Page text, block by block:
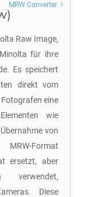
Raw Image,
für ihre
Es speichert
direkt vom
eine
wie
von
Format
ersetzt, aber
verwendet,
Diese
MRW Converter